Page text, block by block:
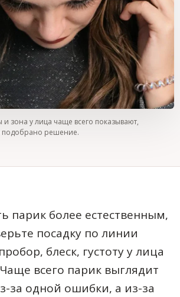
зона у лица чаще всего показывают,
подобрано решение.
парик более естественным,
посадку по линии
блеск, густоту у лица
всего парик выглядит
за одной ошибки, а из-за